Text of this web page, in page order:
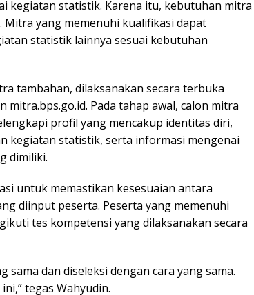
kegiatan statistik. Karena itu, kebutuhan mitra
Mitra yang memenuhi kualifikasi dapat
statistik lainnya sesuai kebutuhan
tambahan, dilaksanakan secara terbuka
mitra.bps.go.id. Pada tahap awal, calon mitra
profil yang mencakup identitas diri,
kegiatan statistik, serta informasi mengenai
dimiliki.
untuk memastikan kesesuaian antara
diinput peserta. Peserta yang memenuhi
tes kompetensi yang dilaksanakan secara
sama dan diseleksi dengan cara yang sama.
tegas Wahyudin.